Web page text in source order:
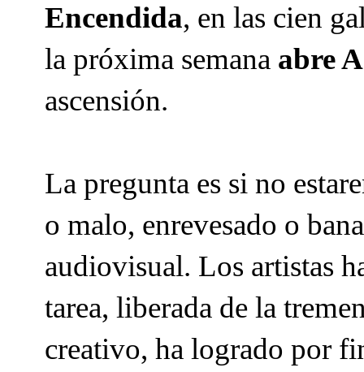
Encendida, en las cien
la próxima semana abre
ascensión.
La pregunta es si no
o malo, enrevesado o
audiovisual. Los artistas
tarea, liberada de la
creativo, ha logrado por